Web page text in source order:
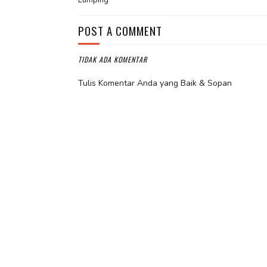
POST A COMMENT
TIDAK ADA KOMENTAR
Tulis Komentar Anda yang Baik & Sopan